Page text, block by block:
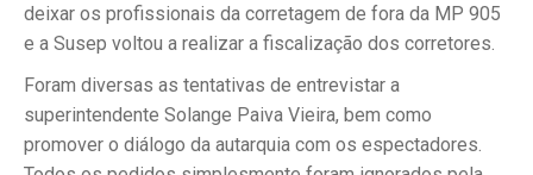
deixar os profissionais da corretagem de fora da MP 905
e a Susep voltou a realizar a fiscalização dos corretores.
Foram diversas as tentativas de entrevistar a
superintendente Solange Paiva Vieira, bem como
promover o diálogo da autarquia com os espectadores.